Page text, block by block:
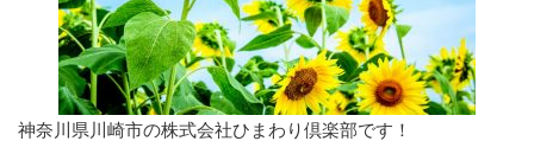
神奈川県川崎市の株式会社ひまわり倶楽部です！